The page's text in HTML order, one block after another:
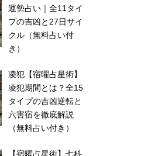
運勢占い｜全11タイ
プの吉凶と27日サイ
クル（無料占い付
き）
凌犯【宿曜占星術】
凌犯期間とは？全15
タイプの吉凶逆転と
六害宿を徹底解説
（無料占い付き）
【宿曜占星術】七科